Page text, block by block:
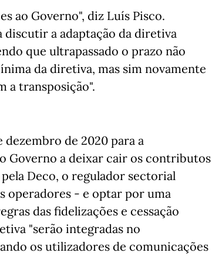
ao Governo", diz Luís Pisco.
a adaptação da diretiva
que ultrapassado o prazo não
da diretiva, mas sim novamente
a transposição".
dezembro de 2020 para a
Governo a deixar cair os contributos
Deco, o regulador sectorial
operadores - e optar por uma
das fidelizações e cessação
"serão integradas no
os utilizadores de comunicações